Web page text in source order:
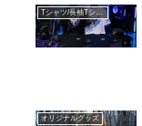
オリジナルグッズ